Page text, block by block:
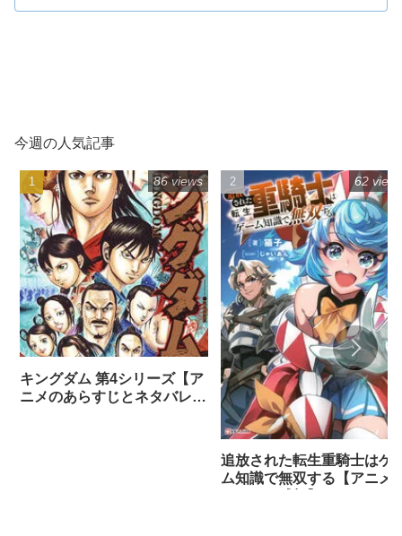
今週の人気記事
キングダム 第4シリーズ【ア
ニメのあらすじとネタバレ感
86 views
追放された転生重騎士はゲ
ム知識で無双する【アニメ
62